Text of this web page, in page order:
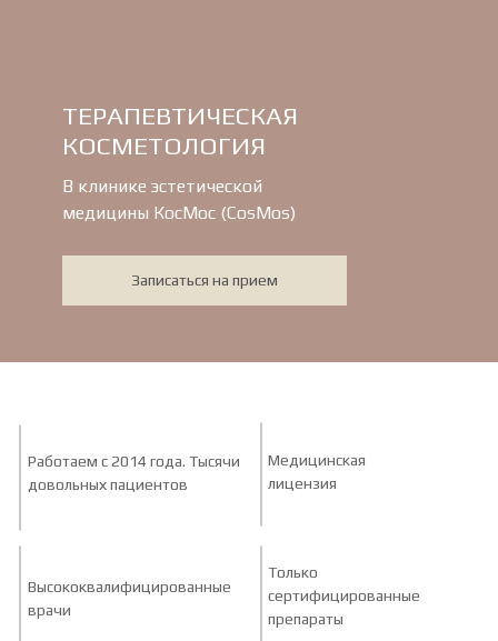
Записаться на прием
В клинике эстетической
медицины КосМос (CosMos)
ТЕРАПЕВТИЧЕСКАЯ
КОСМЕТОЛОГИЯ
Только
сертифицированные
препараты
Высококвалифицированные
врачи
Медицинская
лицензия
Работаем с 2014 года. Тысячи
довольных пациентов